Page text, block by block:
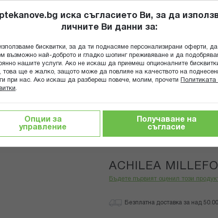
Търсене
ПОПИТАЙ
ГРИЖА ЗА МАЙКАТА И ДЕТЕТО ХРАНИТЕЛНИ ДОБАВКИ
Boiron
ACHILEA
Бъдете първият оценил този
Безплатна доставка за над
иска съгласието Ви, за да
личните Ви данни за:
бисквитки, за да ти поднасяме персонализирани оферти, да
възможно най-доброто и гладко шопинг преживяване и да
нашите услуги. Ако не искаш да приемеш опционалните
това ще е жалко, защото може да повлияе на качеството на
при нас. Ако искаш да разбереш повече, молим, прочети
Политиката
.
Опции за
управление
Получаване на
съгласие